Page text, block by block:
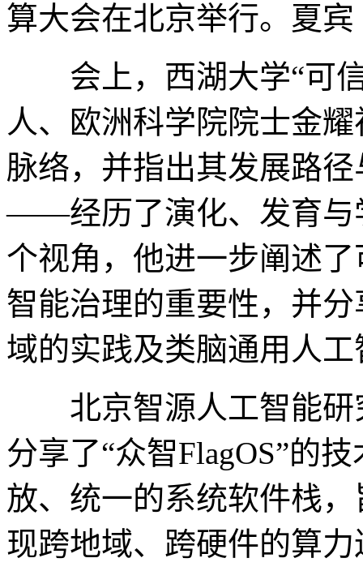
算大会在北京举行。夏宾
会上，西湖大学“可信
人、欧洲科学院院士金
脉络，并指出其发展路
——经历了演化、发育与
个视角，他进一步阐述
智能治理的重要性，并
域的实践及类脑通用人
北京智源人工智能研
分享了“众智FlagOS”的
放、统一的系统软件栈
现跨地域、跨硬件的算